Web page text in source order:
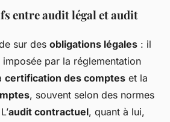
entre audit légal et audit
sur des obligations légales : il
imposée par la réglementation
certification des comptes et la
, souvent selon des normes
audit contractuel, quant à lui,